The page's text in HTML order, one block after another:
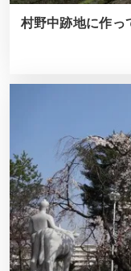
村野中跡地に作っ